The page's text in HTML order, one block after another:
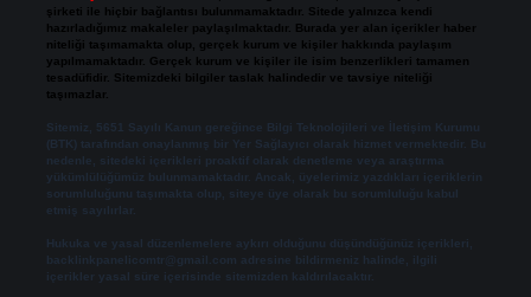
şirketi ile hiçbir bağlantısı bulunmamaktadır. Sitede yalnızca kendi
hazırladığımız makaleler paylaşılmaktadır. Burada yer alan içerikler haber
niteliği taşımamakta olup, gerçek kurum ve kişiler hakkında paylaşım
yapılmamaktadır. Gerçek kurum ve kişiler ile isim benzerlikleri tamamen
tesadüfidir. Sitemizdeki bilgiler taslak halindedir ve tavsiye niteliği
taşımazlar.
Sitemiz, 5651 Sayılı Kanun gereğince Bilgi Teknolojileri ve İletişim Kurumu
(BTK) tarafından onaylanmış bir Yer Sağlayıcı olarak hizmet vermektedir. Bu
nedenle, sitedeki içerikleri proaktif olarak denetleme veya araştırma
yükümlülüğümüz bulunmamaktadır. Ancak, üyelerimiz yazdıkları içeriklerin
sorumluluğunu taşımakta olup, siteye üye olarak bu sorumluluğu kabul
etmiş sayılırlar.
Hukuka ve yasal düzenlemelere aykırı olduğunu düşündüğünüz içerikleri,
backlinkpanelicomtr@gmail.com adresine bildirmeniz halinde, ilgili
içerikler yasal süre içerisinde sitemizden kaldırılacaktır.